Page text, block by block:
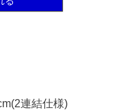
連結仕様)